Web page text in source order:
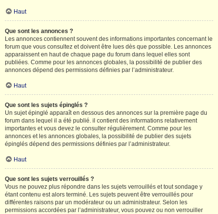
Haut
Que sont les annonces ?
Les annonces contiennent souvent des informations importantes concernant le
forum que vous consultez et doivent être lues dès que possible. Les annonces
apparaissent en haut de chaque page du forum dans lequel elles sont
publiées. Comme pour les annonces globales, la possibilité de publier des
annonces dépend des permissions définies par l’administrateur.
Haut
Que sont les sujets épinglés ?
Un sujet épinglé apparaît en dessous des annonces sur la première page du
forum dans lequel il a été publié. il contient des informations relativement
importantes et vous devez le consulter régulièrement. Comme pour les
annonces et les annonces globales, la possibilité de publier des sujets
épinglés dépend des permissions définies par l’administrateur.
Haut
Que sont les sujets verrouillés ?
Vous ne pouvez plus répondre dans les sujets verrouillés et tout sondage y
étant contenu est alors terminé. Les sujets peuvent être verrouillés pour
différentes raisons par un modérateur ou un administrateur. Selon les
permissions accordées par l’administrateur, vous pouvez ou non verrouiller